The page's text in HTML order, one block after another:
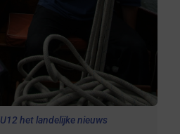
het landelijke nieuws